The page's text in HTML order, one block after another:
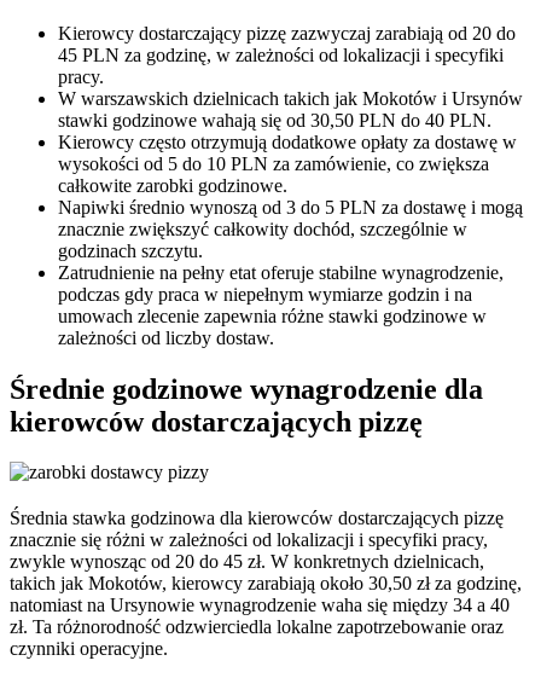
Kierowcy dostarczający pizzę zazwyczaj zarabiają od 20 do
45 PLN za godzinę, w zależności od lokalizacji i specyfiki
pracy.
W warszawskich dzielnicach takich jak Mokotów i Ursynów
stawki godzinowe wahają się od 30,50 PLN do 40 PLN.
Kierowcy często otrzymują dodatkowe opłaty za dostawę w
wysokości od 5 do 10 PLN za zamówienie, co zwiększa
całkowite zarobki godzinowe.
Napiwki średnio wynoszą od 3 do 5 PLN za dostawę i mogą
znacznie zwiększyć całkowity dochód, szczególnie w
godzinach szczytu.
Zatrudnienie na pełny etat oferuje stabilne wynagrodzenie,
podczas gdy praca w niepełnym wymiarze godzin i na
umowach zlecenie zapewnia różne stawki godzinowe w
zależności od liczby dostaw.
Średnie godzinowe wynagrodzenie dla
kierowców dostarczających pizzę
Średnia stawka godzinowa dla kierowców dostarczających pizzę
znacznie się różni w zależności od lokalizacji i specyfiki pracy,
zwykle wynosząc od 20 do 45 zł. W konkretnych dzielnicach,
takich jak Mokotów, kierowcy zarabiają około 30,50 zł za godzinę,
natomiast na Ursynowie wynagrodzenie waha się między 34 a 40
zł. Ta różnorodność odzwierciedla lokalne zapotrzebowanie oraz
czynniki operacyjne.